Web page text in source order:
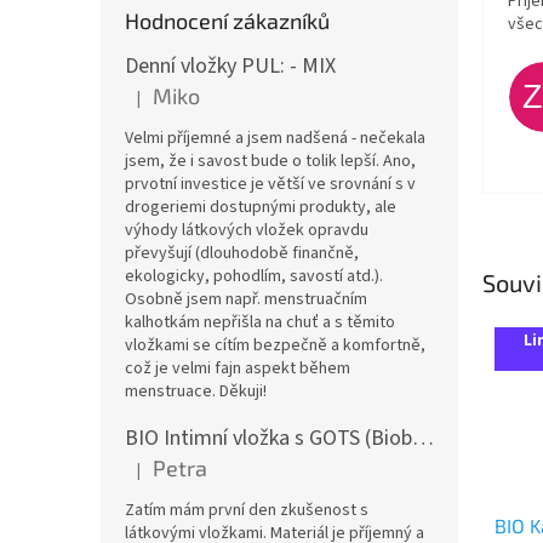
Hodnocení zákazníků
Denní vložky PUL: - MIX
Hodnocení produktu je 5 z 5 hvězdiček.
| Miko
Velmi příjemné a jsem nadšená - nečekala
jsem, že i savost bude o tolik lepší. Ano,
prvotní investice je větší ve srovnání s v
drogeriemi dostupnými produkty, ale
výhody látkových vložek opravdu
převyšují (dlouhodobě finančně,
ekologicky, pohodlím, savostí atd.).
Osobně jsem např. menstruačním
kalhotkám nepřišla na chuť a s těmito
vložkami se cítím bezpečně a komfortně,
což je velmi fajn aspekt během
menstruace. Děkuji!
BIO Intimní vložka s GOTS (Biobavlněný úplet) - Malované pivoňky v hořčicové
Hodnocení produktu je 5 z 5 hvězdiček.
| Petra
Zatím mám první den zkušenost s
látkovými vložkami. Materiál je příjemný a
BIO